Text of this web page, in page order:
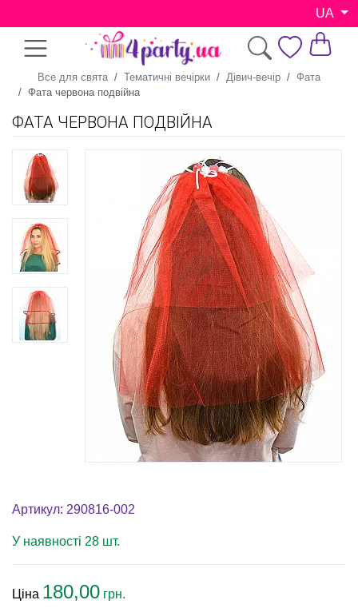
UA
Все для свята Тематичні вечірки Дівич-вечір
Фата
Фата червона подвійна
ФАТА ЧЕРВОНА ПОДВІЙНА
Артикул: 290816-002
У наявності 28 шт.
Ціна 180,00 грн.